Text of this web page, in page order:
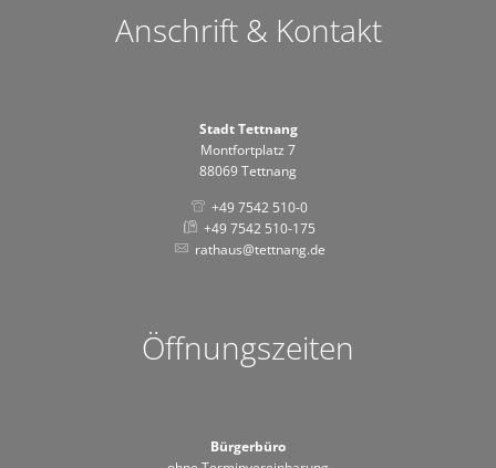
Anschrift & Kontakt
Stadt Tettnang
Montfortplatz 7
88069 Tettnang
+49 7542 510-0
+49 7542 510-175
rathaus@tettnang.de
Öffnungszeiten
Bürgerbüro